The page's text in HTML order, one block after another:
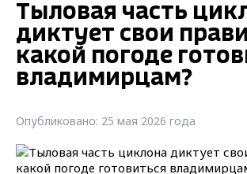
Тыловая часть
диктует свои
какой погоде
владимирцам?
Опубликовано: 25 мая 2026 года